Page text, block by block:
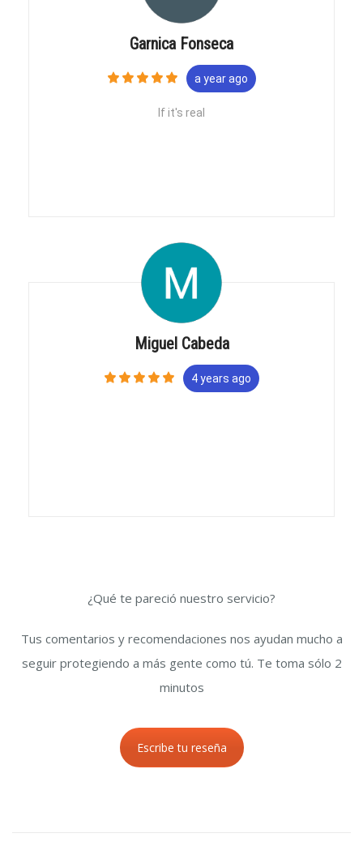
Garnica Fonseca
a year ago
If it's real
Miguel Cabeda
4 years ago
¿Qué te pareció nuestro servicio?
Tus comentarios y recomendaciones nos ayudan mucho a
seguir protegiendo a más gente como tú. Te toma sólo 2
minutos
Escribe tu reseña